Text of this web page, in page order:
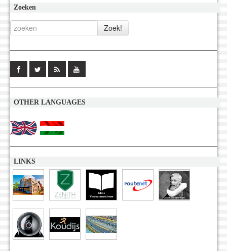
Zoeken
OTHER LANGUAGES
LINKS